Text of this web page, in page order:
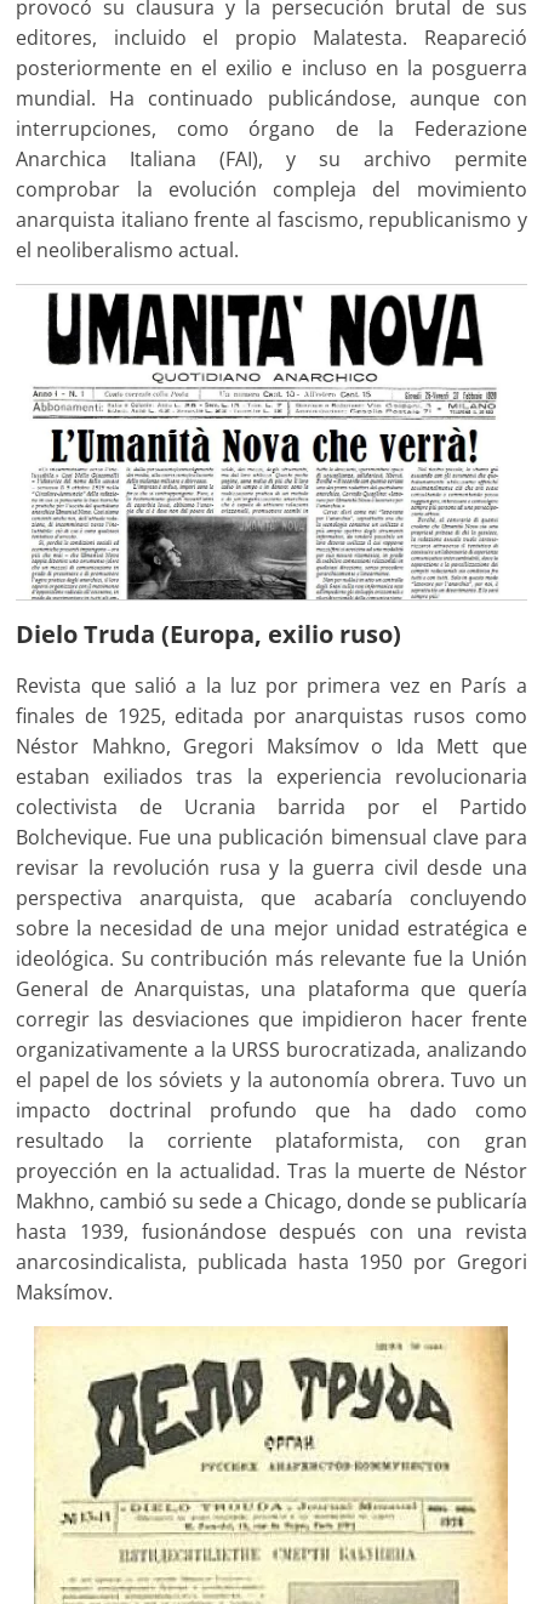
provocó su clausura y la persecución brutal de sus
editores, incluido el propio Malatesta. Reapareció
posteriormente en el exilio e incluso en la posguerra
mundial. Ha continuado publicándose, aunque con
interrupciones, como órgano de la Federazione
Anarchica Italiana (FAI), y su archivo permite
comprobar la evolución compleja del movimiento
anarquista italiano frente al fascismo, republicanismo y
el neoliberalismo actual.
Dielo Truda (Europa, exilio ruso)
Revista que salió a la luz por primera vez en París a
finales de 1925, editada por anarquistas rusos como
Néstor Mahkno, Gregori Maksímov o Ida Mett que
estaban exiliados tras la experiencia revolucionaria
colectivista de Ucrania barrida por el Partido
Bolchevique. Fue una publicación bimensual clave para
revisar la revolución rusa y la guerra civil desde una
perspectiva anarquista, que acabaría concluyendo
sobre la necesidad de una mejor unidad estratégica e
ideológica. Su contribución más relevante fue la Unión
General de Anarquistas, una plataforma que quería
corregir las desviaciones que impidieron hacer frente
organizativamente a la URSS burocratizada, analizando
el papel de los sóviets y la autonomía obrera. Tuvo un
impacto doctrinal profundo que ha dado como
resultado la corriente plataformista, con gran
proyección en la actualidad. Tras la muerte de Néstor
Makhno, cambió su sede a Chicago, donde se publicaría
hasta 1939, fusionándose después con una revista
anarcosindicalista, publicada hasta 1950 por Gregori
Maksímov.